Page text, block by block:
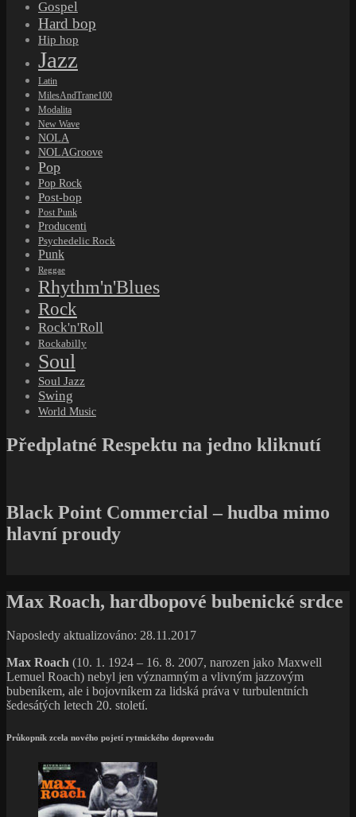
Gospel
Hard bop
Hip hop
Jazz
Latin
MilesAndTrane100
Modalita
New Wave
NOLA
NOLAGroove
Pop
Pop Rock
Post-bop
Post Punk
Producenti
Psychedelic Rock
Punk
Reggae
Rhythm'n'Blues
Rock
Rock'n'Roll
Rockabilly
Soul
Soul Jazz
Swing
World Music
Předplatné Respektu na jedno kliknutí
Black Point Commercial – hudba mimo
hlavní proudy
Max Roach, hardbopové bubenické srdce
Naposledy aktualizováno: 28.11.2017
Max Roach (10. 1. 1924 – 16. 8. 2007, narozen jako Maxwell
Lemuel Roach) nebyl jen významným a vlivným jazzovým
bubeníkem, ale i bojovníkem za lidská práva v turbulentních
šedesátých letech 20. století.
Průkopník zcela nového pojetí rytmického doprovodu